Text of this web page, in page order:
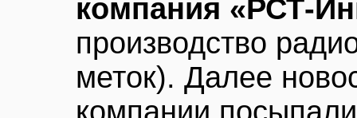
компания «РСТ-
производство
меток). Далее